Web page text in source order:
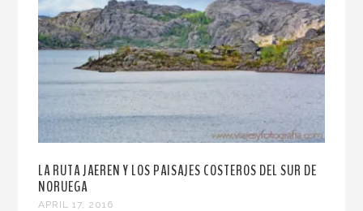
LA RUTA JAEREN Y LOS PAISAJES COSTEROS DEL SUR DE
NORUEGA
APRIL 17, 2016